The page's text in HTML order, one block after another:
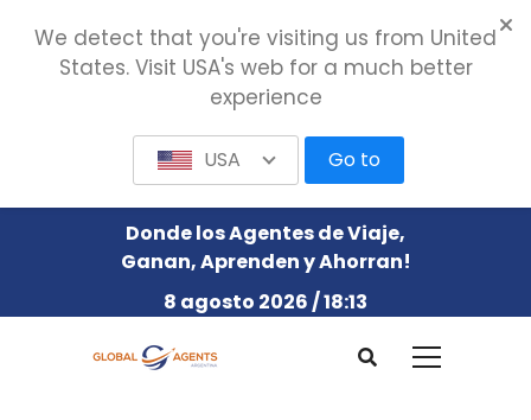
Donde los Agentes de Viaje,
Ganan, Aprenden y Ahorran!
8 agosto 2026 / 18:13
We detect that you're visiting us from United
States. Visit USA's web for a much better
experience
USA Go to